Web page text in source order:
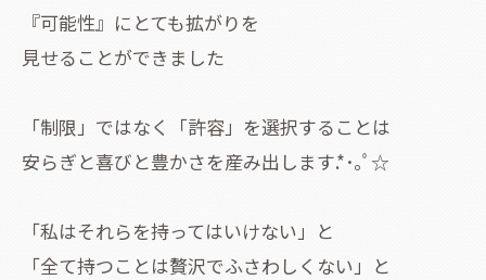
『可能性』にとても拡がりを
見せることができました
「制限」ではなく「許容」を選択することは
安らぎと喜びと豊かさを産み出します.⁠*⁠･⁠｡ﾟ☆
「私はそれらを持ってはいけない」と
「全て持つことは贅沢でふさわしくない」と